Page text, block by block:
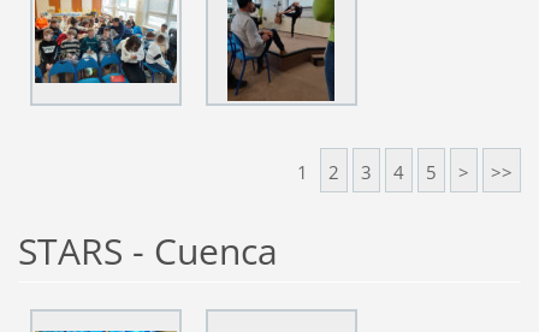
1 2 3 4 5 > >>
STARS - Cuenca